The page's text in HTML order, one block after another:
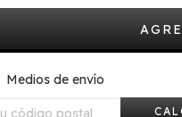
para el CP:
Medios de envío